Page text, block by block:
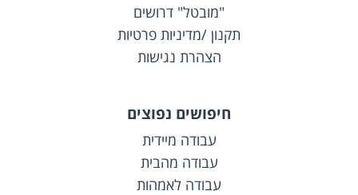
"מובטל" דרושים
תקנון /מדיניות פרטיות
הצהרת נגישות
חיפושים נפוצים
עבודה מיידית
עבודה מהבית
עבודה לאמהות